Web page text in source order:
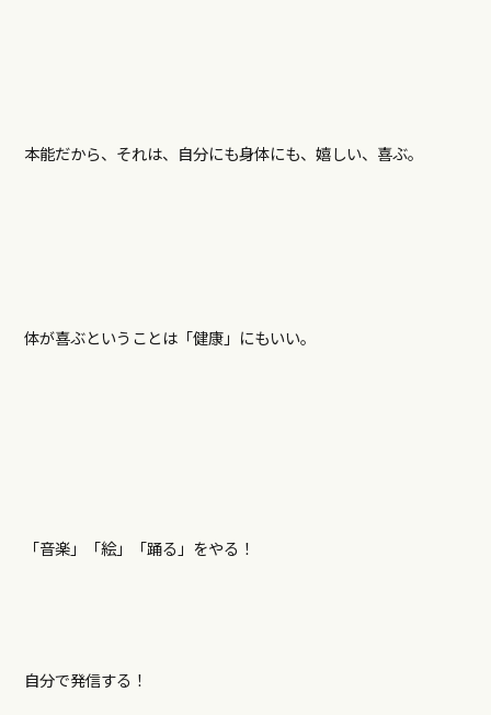
本能だから、それは、自分にも身体にも、嬉しい、喜ぶ。
体が喜ぶということは「健康」にもいい。
「音楽」「絵」「踊る」をやる！
自分で発信する！